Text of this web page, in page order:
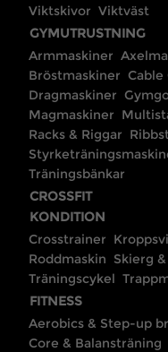
Viktskivor Viktväst
GYMUTRUSTNING
Armmaskiner
Bröstmaskiner Cable
Dragmaskiner
Magmaskiner
Racks & Riggar
Träningsbänkar
CROSSFIT
KONDITION
Crosstrainer
Roddmaskin Skierg
Träningscykel
FITNESS
Aerobics & Step-up
Core & Balansträning